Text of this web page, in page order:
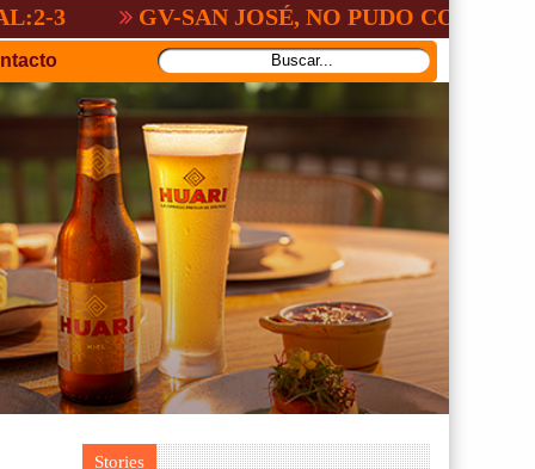
GV-SAN JOSÉ, NO PUDO CON SAN ANTONIO
Stories